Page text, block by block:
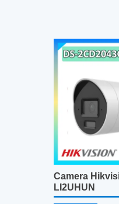
Camera
LI2UHUN